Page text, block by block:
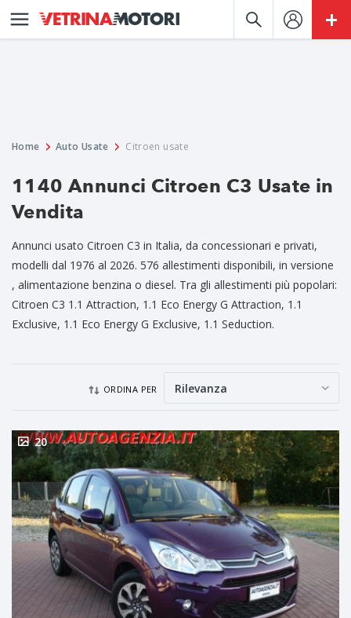
Home Auto Usate Citroen usate
1140 Annunci Citroen C3 Usate in
Vendita
Annunci usato Citroen C3 in Italia, da concessionari e privati,
modelli dal 1976 al 2026. 576 allestimenti disponibili, in versione
, alimentazione benzina o diesel. Tra gli allestimenti più popolari:
Citroen C3 1.1 Attraction, 1.1 Eco Energy G Attraction, 1.1
Exclusive, 1.1 Eco Energy G Exclusive, 1.1 Seduction.
ORDINA PER
20